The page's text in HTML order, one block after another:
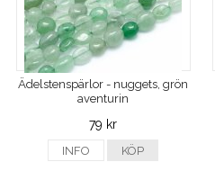
Ädelstenspärlor - nuggets, grön
aventurin
79 kr
INFO KÖP